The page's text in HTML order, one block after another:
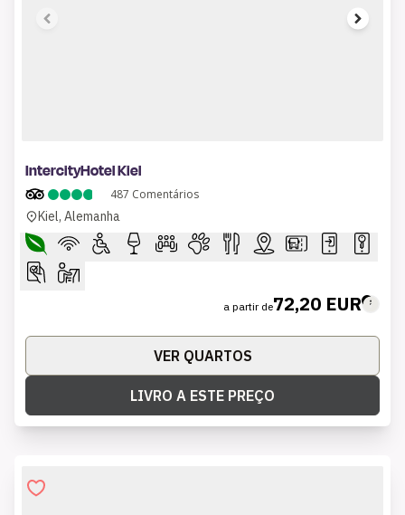
IntercityHotel Kiel
487 Comentários
Kiel, Alemanha
a partir de72,20 EUR
VER QUARTOS
LIVRO A ESTE PREÇO